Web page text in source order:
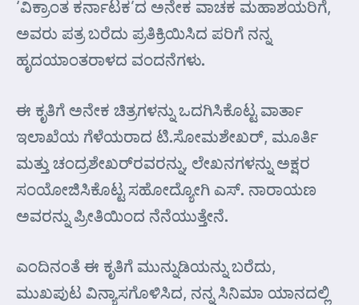
‘ವಿಕ್ರಾಂತ ಕರ್ನಾಟಕ’ದ ಅನೇಕ ವಾಚಕ ಮಹಾಶಯರಿಗೆ,
ಅವರು ಪತ್ರ ಬರೆದು ಪ್ರತಿಕ್ರಿಯಿಸಿದ ಪರಿಗೆ ನನ್ನ
ಹೃದಯಾಂತರಾಳದ ವಂದನೆಗಳು.
ಈ ಕೃತಿಗೆ ಅನೇಕ ಚಿತ್ರಗಳನ್ನು ಒದಗಿಸಿಕೊಟ್ಟ ವಾರ್ತಾ
ಇಲಾಖೆಯ ಗೆಳೆಯರಾದ ಟಿ.ಸೋಮಶೇಖರ್, ಮೂರ್ತಿ
ಮತ್ತು ಚಂದ್ರಶೇಖರ್‌ರವರನ್ನು, ಲೇಖನಗಳನ್ನು ಅಕ್ಷರ
ಸಂಯೋಜಿಸಿಕೊಟ್ಟ ಸಹೋದ್ಯೋಗಿ ಎಸ್. ನಾರಾಯಣ
ಅವರನ್ನು ಪ್ರೀತಿಯಿಂದ ನೆನೆಯುತ್ತೇನೆ.
ಎಂದಿನಂತೆ ಈ ಕೃತಿಗೆ ಮುನ್ನುಡಿಯನ್ನು ಬರೆದು,
ಮುಖಪುಟ ವಿನ್ಯಾಸಗೊಳಿಸಿದ, ನನ್ನ ಸಿನಿಮಾ ಯಾನದಲ್ಲಿ